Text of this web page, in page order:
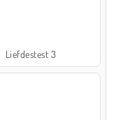
Liefdestest 3